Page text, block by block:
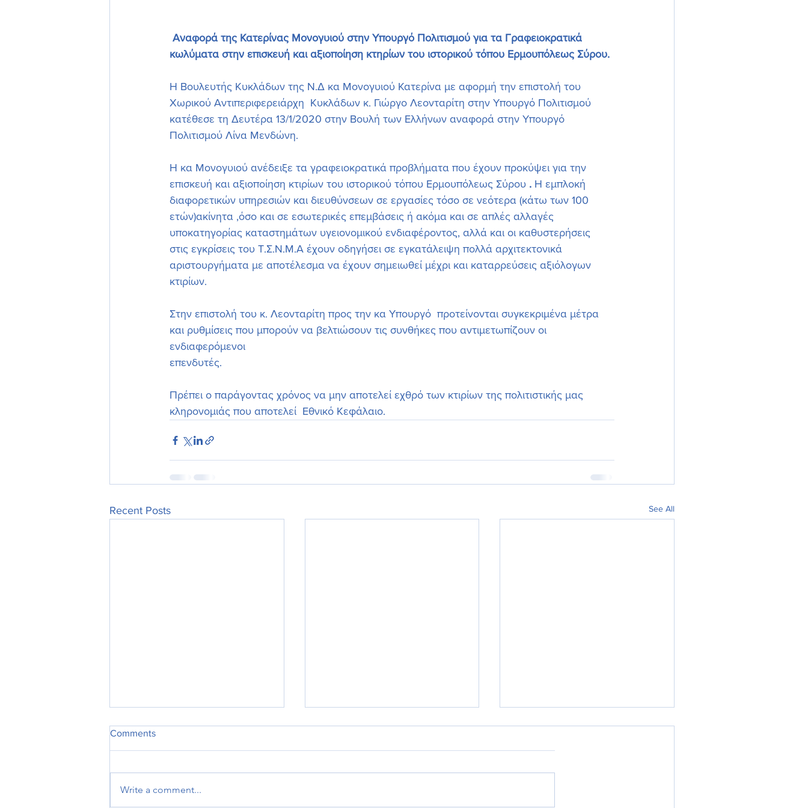
Αναφορά της Κατερίνας Μονογυιού στην Υπουργό Πολιτισμού για τα Γραφειοκρατικά
κωλύματα στην επισκευή και αξιοποίηση κτηρίων του ιστορικού τόπου Ερμουπόλεως Σύρου.
Η Βουλευτής Κυκλάδων της Ν.Δ κα Μονογυιού Κατερίνα με αφορμή την επιστολή του
Χωρικού Αντιπεριφερειάρχη  Κυκλάδων κ. Γιώργο Λεονταρίτη στην Υπουργό Πολιτισμού
κατέθεσε τη Δευτέρα 13/1/2020 στην Βουλή των Ελλήνων αναφορά στην Υπουργό
Πολιτισμού Λίνα Μενδώνη.
Η κα Μονογυιού ανέδειξε τα γραφειοκρατικά προβλήματα που έχουν προκύψει για την
επισκευή και αξιοποίηση κτιρίων του ιστορικού τόπου Ερμουπόλεως Σύρου . Η εμπλοκή
διαφορετικών υπηρεσιών και διευθύνσεων σε εργασίες τόσο σε νεότερα (κάτω των 100
ετών)ακίνητα ,όσο και σε εσωτερικές επεμβάσεις ή ακόμα και σε απλές αλλαγές
υποκατηγορίας καταστημάτων υγειονομικού ενδιαφέροντος, αλλά και οι καθυστερήσεις
στις εγκρίσεις του Τ.Σ.Ν.Μ.Α έχουν οδηγήσει σε εγκατάλειψη πολλά αρχιτεκτονικά
αριστουργήματα με αποτέλεσμα να έχουν σημειωθεί μέχρι και καταρρεύσεις αξιόλογων
κτιρίων.
Στην επιστολή του κ. Λεονταρίτη προς την κα Υπουργό  προτείνονται συγκεκριμένα μέτρα
και ρυθμίσεις που μπορούν να βελτιώσουν τις συνθήκες που αντιμετωπίζουν οι
ενδιαφερόμενοι
επενδυτές.
Πρέπει ο παράγοντας χρόνος να μην αποτελεί εχθρό των κτιρίων της πολιτιστικής μας
κληρονομιάς που αποτελεί  Εθνικό Κεφάλαιο.
Recent Posts See All
Comments
Write a comment...